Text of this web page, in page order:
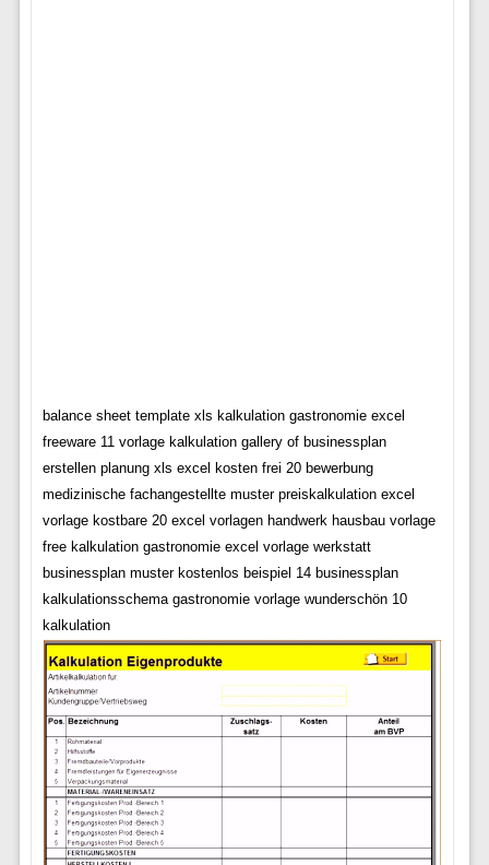
balance sheet template xls kalkulation gastronomie excel
freeware 11 vorlage kalkulation gallery of businessplan
erstellen planung xls excel kosten frei 20 bewerbung
medizinische fachangestellte muster preiskalkulation excel
vorlage kostbare 20 excel vorlagen handwerk hausbau vorlage
free kalkulation gastronomie excel vorlage werkstatt
businessplan muster kostenlos beispiel 14 businessplan
kalkulationsschema gastronomie vorlage wunderschön 10
kalkulation